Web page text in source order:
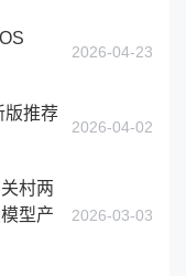
2026-04-23
版推荐
2026-04-02
村两
型产
2026-03-03